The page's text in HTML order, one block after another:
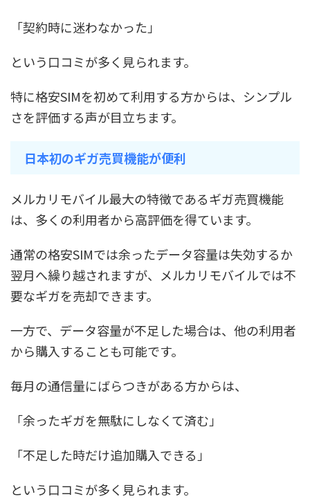
「契約時に迷わなかった」
という口コミが多く見られます。
特に格安SIMを初めて利用する方からは、シンプル
さを評価する声が目立ちます。
日本初のギガ売買機能が便利
メルカリモバイル最大の特徴であるギガ売買機能
は、多くの利用者から高評価を得ています。
通常の格安SIMでは余ったデータ容量は失効するか
翌月へ繰り越されますが、メルカリモバイルでは不
要なギガを売却できます。
一方で、データ容量が不足した場合は、他の利用者
から購入することも可能です。
毎月の通信量にばらつきがある方からは、
「余ったギガを無駄にしなくて済む」
「不足した時だけ追加購入できる」
という口コミが多く見られます。